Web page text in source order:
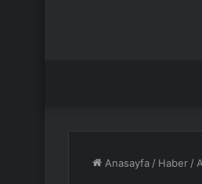
Anasayfa / Haber /